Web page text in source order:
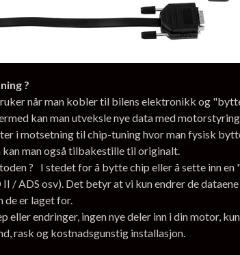
?
når man kobler til bilens elektronikk og
kan man utveksle nye data med
i motsetning til chip-tuning hvor man fysisk
man også tilbakestille til originalt.
? I stedet for å bytte chip eller å sette inn
/ ADS osv). Det betyr at vi kun endrer de
de er laget for.
eller endringer, ingen nye deler inn i din motor,
rask og kostnadsgunstig installasjon.